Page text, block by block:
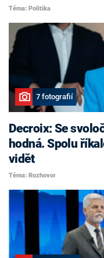
Téma: Politika
7 fotografií
Decroix: Se
hodná. Spolu
vidět
Téma: Rozhovor